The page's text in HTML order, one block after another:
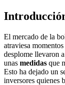
El mercado de la
atraviesa
desplome llevaron
unas medidas que
Esto ha dejado un
inversores quienes